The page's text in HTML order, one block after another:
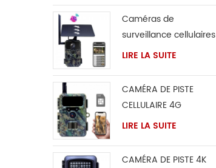
Caméras de
surveillance cellulaires
4G LTE
LIRE LA SUITE
CAMÉRA DE PISTE
CELLULAIRE 4G
LIRE LA SUITE
CAMÉRA DE PISTE 4K